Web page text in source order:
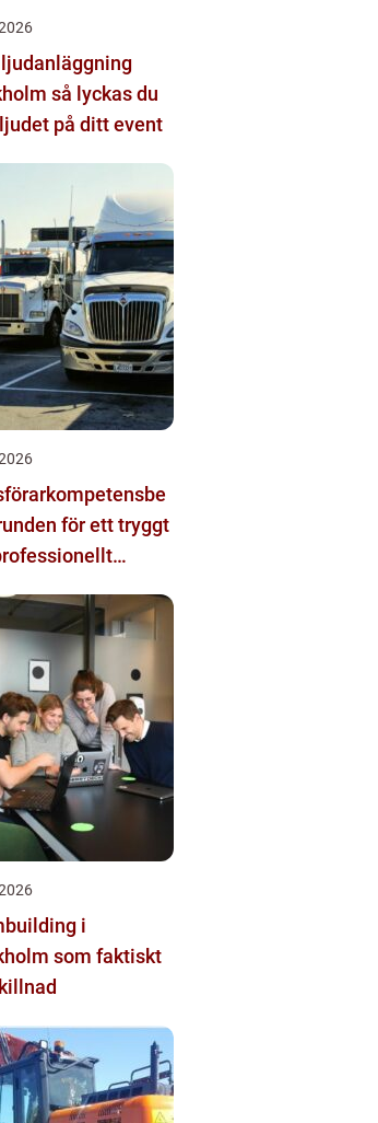
lyckas du
på ditt event
i
som faktiskt